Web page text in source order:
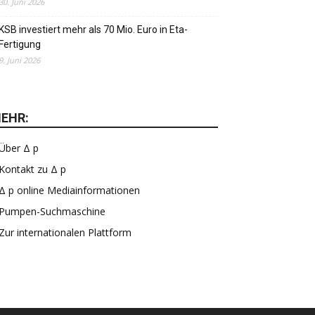
investiert mehr als 70 Mio. Euro in Eta-
Juni 2026
Δ p
zu Δ p
p online Mediainformationen
Suchmaschine
internationalen Plattform